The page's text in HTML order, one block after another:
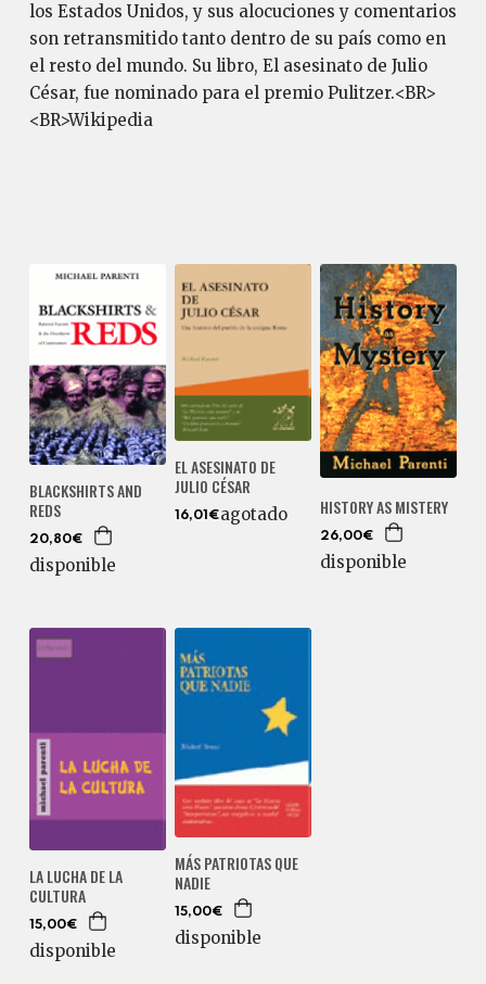
los Estados Unidos, y sus alocuciones y comentarios
son retransmitido tanto dentro de su país como en
el resto del mundo. Su libro, El asesinato de Julio
César, fue nominado para el premio Pulitzer.<BR>
<BR>Wikipedia
BLACKSHIRTS AND
REDS
20,80€
disponible
EL ASESINATO DE
JULIO CÉSAR
16,01€agotado HISTORY AS MISTERY
26,00€
disponible
LA LUCHA DE LA
CULTURA
15,00€
disponible
MÁS PATRIOTAS QUE
NADIE
15,00€
disponible